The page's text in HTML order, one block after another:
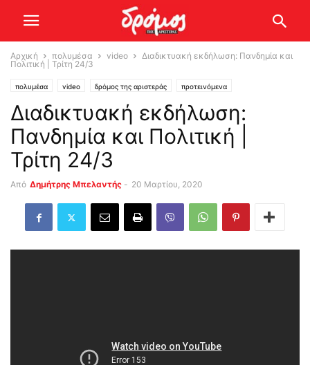
Αρχική πολυμέσα video
Διαδικτυακή εκδήλωση: Πανδημία και
Πολιτική | Τρίτη 24/3
πολυμέσα video δρόμος της αριστεράς προτεινόμενα
Διαδικτυακή εκδήλωση:
Πανδημία και Πολιτική |
Τρίτη 24/3
Από Δημήτρης Μπελαντής - 20 Μαρτίου, 2020